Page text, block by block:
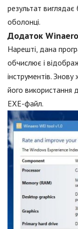
результат виглядає
оболонці.
Додаток
Нарешті, дана
обчислює і
інструментів.
його використання
EXE-файл.